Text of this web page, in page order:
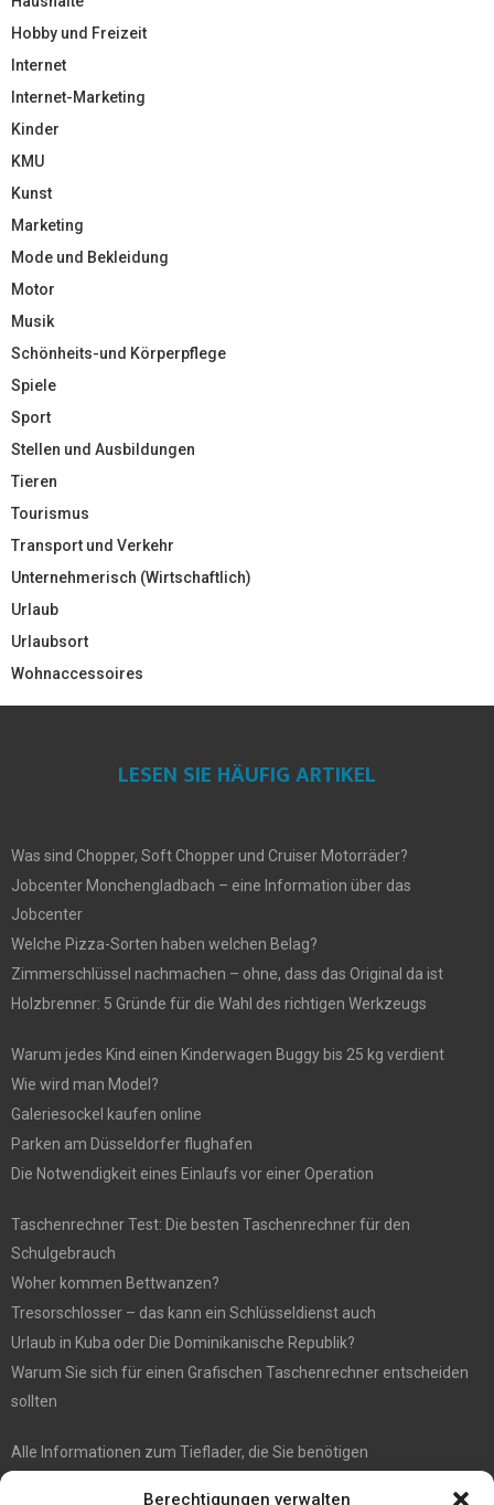
Berechtigungen verwalten
Hobby und Freizeit
Internet
Internet-Marketing
Kinder
KMU
Kunst
Marketing
Mode und Bekleidung
Motor
Musik
Schönheits-und Körperpflege
Spiele
Sport
Stellen und Ausbildungen
Tieren
Tourismus
Transport und Verkehr
Unternehmerisch (Wirtschaftlich)
Urlaub
Urlaubsort
Wohnaccessoires
LESEN SIE HÄUFIG ARTIKEL
Was sind Chopper, Soft Chopper und Cruiser Motorräder?
Jobcenter Monchengladbach – eine Information über das
Jobcenter
Welche Pizza-Sorten haben welchen Belag?
Zimmerschlüssel nachmachen – ohne, dass das Original da ist
Holzbrenner: 5 Gründe für die Wahl des richtigen Werkzeugs
Warum jedes Kind einen Kinderwagen Buggy bis 25 kg verdient
Wie wird man Model?
Galeriesockel kaufen online
Parken am Düsseldorfer flughafen
Die Notwendigkeit eines Einlaufs vor einer Operation
Taschenrechner Test: Die besten Taschenrechner für den
Schulgebrauch
Woher kommen Bettwanzen?
Tresorschlosser – das kann ein Schlüsseldienst auch
Urlaub in Kuba oder Die Dominikanische Republik?
Warum Sie sich für einen Grafischen Taschenrechner entscheiden
sollten
Alle Informationen zum Tieflader, die Sie benötigen